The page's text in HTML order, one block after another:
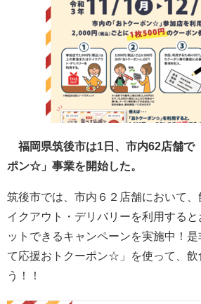
福岡県筑後市は1日、市内62店舗で
ポン☆」事業を開始した。
筑後市では、市内６２店舗において
イクアウト・デリバリーを利用する
ットできるキャンペーンを実施中！
て応援おトクーポン☆」を使って、飲
う！！